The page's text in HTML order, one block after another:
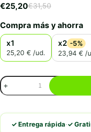
€31,50
El
precio
original
€31,50.
€25,20El
precio
actual
€25,20.
Compra más y ahorra
x1
25,20 € /ud.
x2 -5%
23,94 € /
Alpha
Spirit
Estofado
Pollo
cantidad
✓ Entrega rápida·✓